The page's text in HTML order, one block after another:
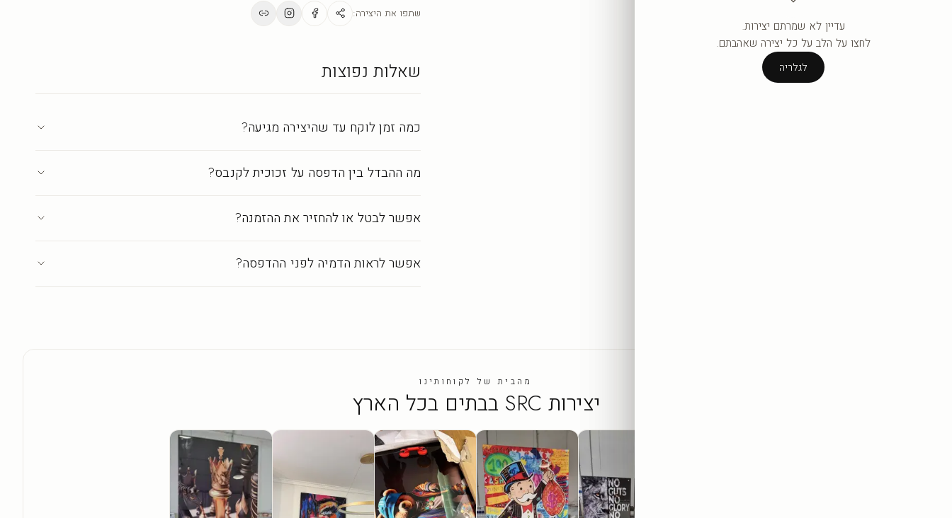
כל יצירה מודפסת ומעובדת בישראל ברמת גלריה
מראה מושלם לאורך שנים.
שתפו את היצירה:
שאלות נפוצות
כמה זמן לוקח עד שהיצירה מגיעה?
מה ההבדל בין הדפסה על זכוכית לקנבס?
אפשר לבטל או להחזיר את ההזמנה?
אפשר לראות הדמיה לפני ההדפסה?
מהבית של לקוחותינו
יצירות SRC בבתים בכל הארץ
העגלה ריקה עדיין.
עדיין לא שמרתם יצירות.
לחצו על הלב על כל יצירה שאהבתם.
לגלריה